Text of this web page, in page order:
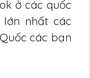
ở các quốc
lớn nhất các
các bạn